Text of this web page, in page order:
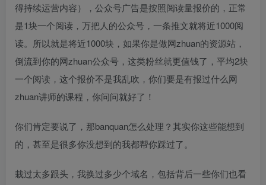
得持续运营内容），公众号广告是按照阅读量报价的，正常
是1块一个阅读，万把人的公众号，一条推文就将近1000阅
读。所以就是将近1000块，如果你是做网zhuan的资源站，
倒流到你的网zhuan公众号，这类粉丝就更值钱了，平均2块
一个阅读，这个报价不是我乱吹，你们要是有报过什么网
zhuan讲师的课程，你问问就好了！
你们肯定要说了，那banquan怎么处理？其实你这些能想到
的，甚至是很多你没想到的我都帮你踩过了。
栽过太多跟头，我换过多少个域名，包括背后一些你们也看